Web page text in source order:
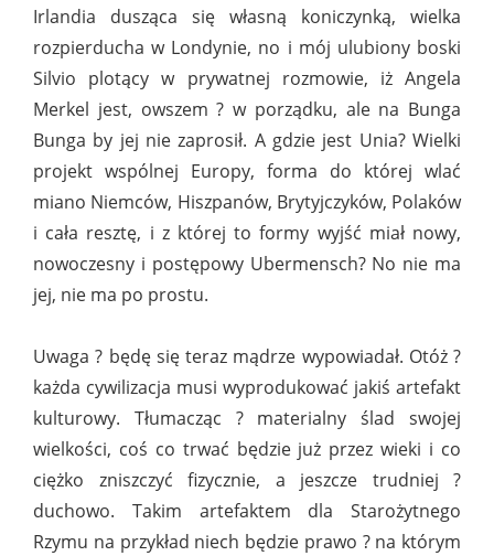
Irlandia dusząca się własną koniczynką, wielka
rozpierducha w Londynie, no i mój ulubiony boski
Silvio plotący w prywatnej rozmowie, iż Angela
Merkel jest, owszem ? w porządku, ale na Bunga
Bunga by jej nie zaprosił. A gdzie jest Unia? Wielki
projekt wspólnej Europy, forma do której wlać
miano Niemców, Hiszpanów, Brytyjczyków, Polaków
i cała resztę, i z której to formy wyjść miał nowy,
nowoczesny i postępowy Ubermensch? No nie ma
jej, nie ma po prostu.
Uwaga ? będę się teraz mądrze wypowiadał. Otóż ?
każda cywilizacja musi wyprodukować jakiś artefakt
kulturowy. Tłumacząc ? materialny ślad swojej
wielkości, coś co trwać będzie już przez wieki i co
ciężko zniszczyć fizycznie, a jeszcze trudniej ?
duchowo. Takim artefaktem dla Starożytnego
Rzymu na przykład niech będzie prawo ? na którym